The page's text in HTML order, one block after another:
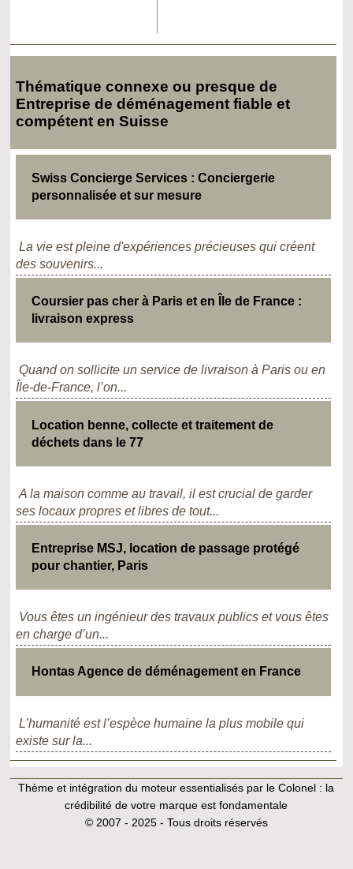
Thématique connexe ou presque de
Entreprise de déménagement fiable et
compétent en Suisse
Swiss Concierge Services : Conciergerie
personnalisée et sur mesure
La vie est pleine d'expériences précieuses qui créent
des souvenirs...
Coursier pas cher à Paris et en Île de France :
livraison express
Quand on sollicite un service de livraison à Paris ou en
Île-de-France, l’on...
Location benne, collecte et traitement de
déchets dans le 77
A la maison comme au travail, il est crucial de garder
ses locaux propres et libres de tout...
Entreprise MSJ, location de passage protégé
pour chantier, Paris
Vous êtes un ingénieur des travaux publics et vous êtes
en charge d’un...
Hontas Agence de déménagement en France
L’humanité est l’espèce humaine la plus mobile qui
existe sur la...
Thème et intégration du moteur essentialisés par le Colonel : la
crédibilité de votre marque est fondamentale
© 2007 - 2025 - Tous droits réservés